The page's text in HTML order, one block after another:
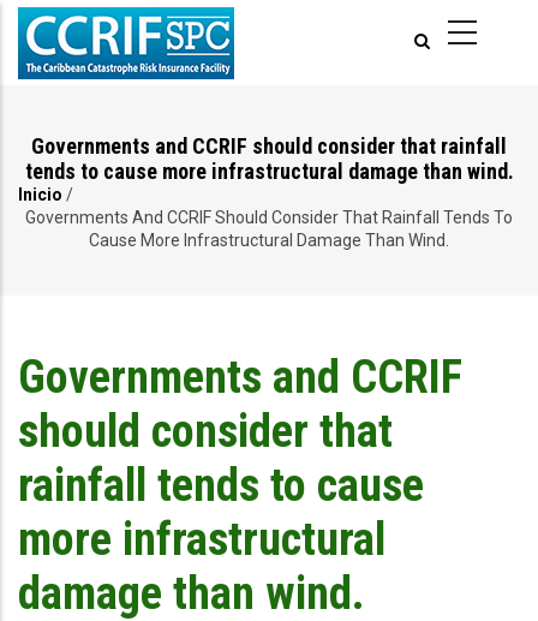
Pasar
contenido
Governments and CCRIF should consider that rainfall
tends to cause more infrastructural damage than wind.
Ruta
Inicio /
Governments And CCRIF Should Consider That Rainfall Tends To
Cause More Infrastructural Damage Than Wind.
Governments and CCRIF
should consider that
rainfall tends to cause
more infrastructural
damage than wind.